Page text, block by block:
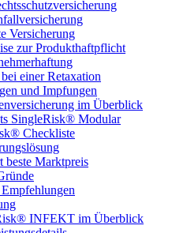
Versicherung
zur Produkthaftpflicht
einer Retaxation
und Impfungen
im Überblick
SingleRisk® Modular
Checkliste
beste Marktpreis
INFEKT im Überblick